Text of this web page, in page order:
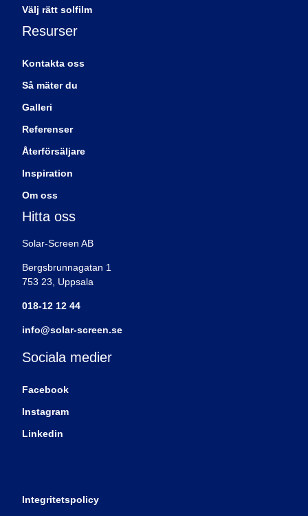
Välj rätt solfilm
Resurser
Kontakta oss
Så mäter du
Galleri
Referenser
Återförsäljare
Inspiration
Om oss
Hitta oss
Solar-Screen AB
Bergsbrunnagatan 1
753 23, Uppsala
018-12 12 44
info@solar-screen.se
Sociala medier
Facebook
Instagram
Linkedin
Integritetspolicy